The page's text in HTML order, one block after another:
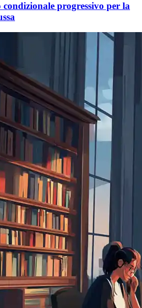
condizionale progressivo per la